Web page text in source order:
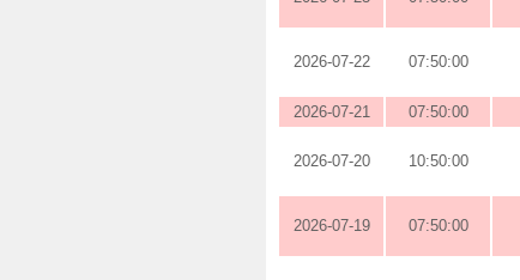
2026-07-22 07:50:00
2026-07-21 07:50:00
2026-07-20 10:50:00
2026-07-19 07:50:00